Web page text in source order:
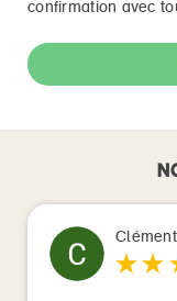
confirmation avec